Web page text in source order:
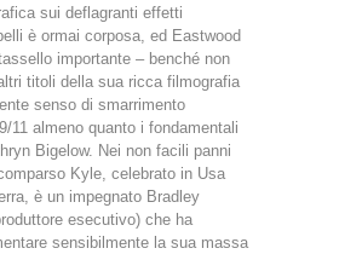
sui deflagranti effetti
è ormai corposa, ed Eastwood
importante – benché non
titoli della sua ricca filmografia
senso di smarrimento
11 almeno quanto i fondamentali
Bigelow. Nei non facili panni
Kyle, celebrato in Usa
è un impegnato Bradley
esecutivo) che ha
sensibilmente la sua massa